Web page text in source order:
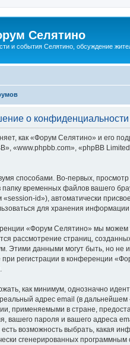
Селятино
и события Селятино, обсуждение
о конфиденциальности
как «Форум Селятино» и его
«www.phpbb.com», «phpBB
способами. Во-первых,
временных файлов вашего
id»), автоматически
для хранения
«Форум Селятино» мы можем
рассмотрение страниц,
Этими данными могут быть, но
регистрации в конференции
как минимум, однозначно
адрес email (в
применяемыми в стране,
вашего пароля и вашего адреса
возможность выбрать, какая
сгенерированных программным